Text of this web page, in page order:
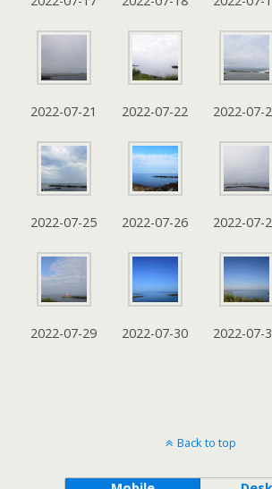
2022-07-21 2022-07-22 2022-07-
2022-07-25 2022-07-26 2022-07-
2022-07-29 2022-07-30 2022-07-
Back to top